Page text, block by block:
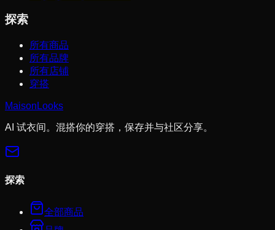
探索
所有商品
所有品牌
所有店铺
穿搭
MaisonLooks
AI 试衣间。混搭你的穿搭，保存并与社区分享。
探索
全部商品